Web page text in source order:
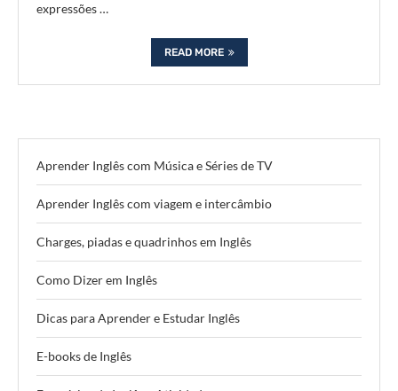
expressões …
READ MORE
Aprender Inglês com Música e Séries de TV
Aprender Inglês com viagem e intercâmbio
Charges, piadas e quadrinhos em Inglês
Como Dizer em Inglês
Dicas para Aprender e Estudar Inglês
E-books de Inglês